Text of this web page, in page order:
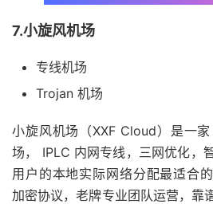
7.小旋风机场
专线机场
Trojan 机场
小旋风机场（XXF Cloud）是一
场， IPLC 内网专线，三网优化，
用户的本地实际网络分配最适合
加密协议，老牌专业团队运营，靠